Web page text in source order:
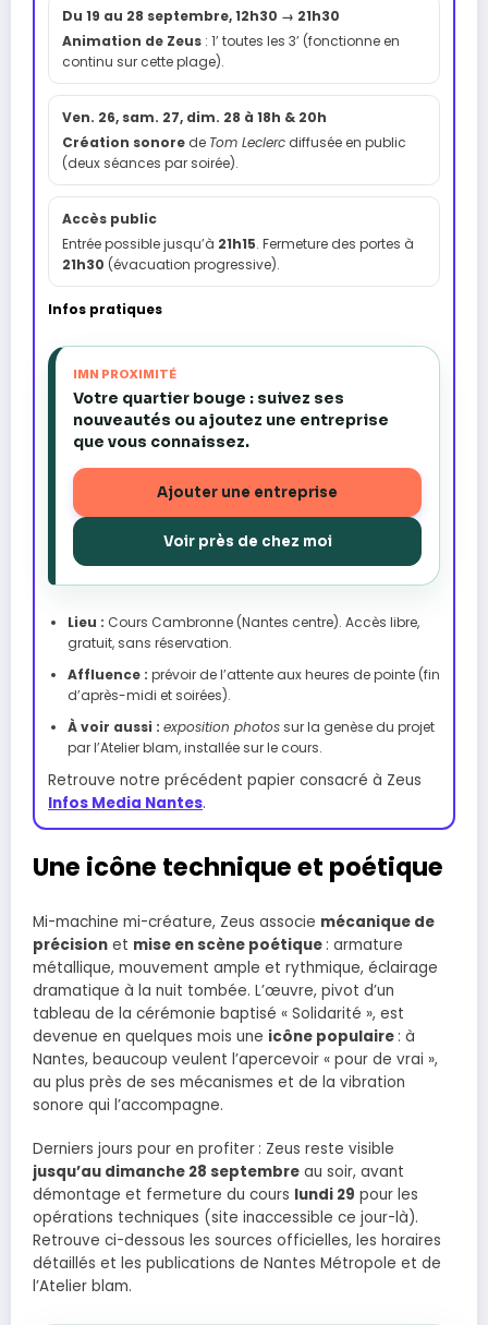
Du 19 au 28 septembre, 12h30 → 21h30
Animation de Zeus : 1’ toutes les 3’ (fonctionne en
continu sur cette plage).
Ven. 26, sam. 27, dim. 28 à 18h & 20h
Création sonore de Tom Leclerc diffusée en public
(deux séances par soirée).
Accès public
Entrée possible jusqu’à 21h15. Fermeture des portes à
21h30 (évacuation progressive).
Infos pratiques
IMN PROXIMITÉ
Votre quartier bouge : suivez ses
nouveautés ou ajoutez une entreprise
que vous connaissez.
Ajouter une entreprise
Voir près de chez moi
Lieu : Cours Cambronne (Nantes centre). Accès libre,
gratuit, sans réservation.
Affluence : prévoir de l’attente aux heures de pointe (fin
d’après-midi et soirées).
À voir aussi : exposition photossur la genèse du projet
par l’Atelier blam, installée sur le cours.
Retrouve notre précédent papier consacré à Zeus
Infos Media Nantes.
Une icône technique et poétique
Mi-machine mi-créature, Zeus associe mécanique de
précision et mise en scène poétique : armature
métallique, mouvement ample et rythmique, éclairage
dramatique à la nuit tombée. L’œuvre, pivot d’un
tableau de la cérémonie baptisé « Solidarité », est
devenue en quelques mois une icône populaire : à
Nantes, beaucoup veulent l’apercevoir « pour de vrai »,
au plus près de ses mécanismes et de la vibration
sonore qui l’accompagne.
Derniers jours pour en profiter : Zeus reste visible
jusqu’au dimanche 28 septembre au soir, avant
démontage et fermeture du cours lundi 29 pour les
opérations techniques (site inaccessible ce jour-là).
Retrouve ci-dessous les sources officielles, les horaires
détaillés et les publications de Nantes Métropole et de
l’Atelier blam.